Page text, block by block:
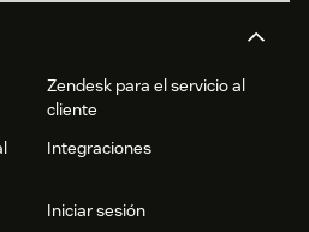
Zendesk para el servicio al
cliente
Integraciones
Iniciar sesión